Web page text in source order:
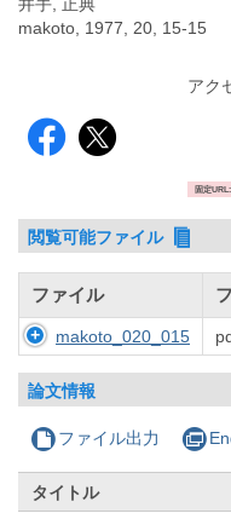
makoto, 1977, 20, 15-15
アク
固定
閲覧可能ファイル
ファイル
makoto_020_015
論文情報
ファイル出力
タイトル